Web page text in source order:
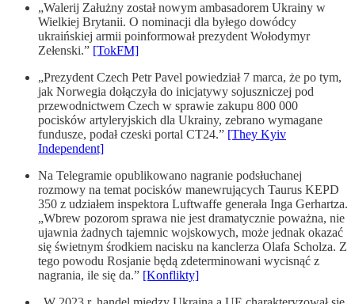
„Walerij Załużny został nowym ambasadorem Ukrainy w
Wielkiej Brytanii. O nominacji dla byłego dowódcy
ukraińskiej armii poinformował prezydent Wołodymyr
Zełenski.” [TokFM]
„Prezydent Czech Petr Pavel powiedział 7 marca, że po tym,
jak Norwegia dołączyła do inicjatywy sojuszniczej pod
przewodnictwem Czech w sprawie zakupu 800 000
pocisków artyleryjskich dla Ukrainy, zebrano wymagane
fundusze, podał czeski portal CT24.” [They Kyiv
Independent]
Na Telegramie opublikowano nagranie podsłuchanej
rozmowy na temat pocisków manewrujących Taurus KEPD
350 z udziałem inspektora Luft­waffe generała Inga Gerhartza.
„Wbrew pozorom sprawa nie jest dramatycznie poważna, nie
ujawnia żadnych tajemnic wojskowych, może jednak okazać
się świetnym środkiem nacisku na kanclerza Olafa Scholza. Z
tego powodu Rosjanie będą zdeter­mi­no­wani wycisnąć z
nagrania, ile się da.” [Konflikty]